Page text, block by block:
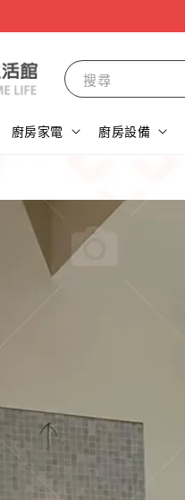
搜尋
廚房家電 廚房設備